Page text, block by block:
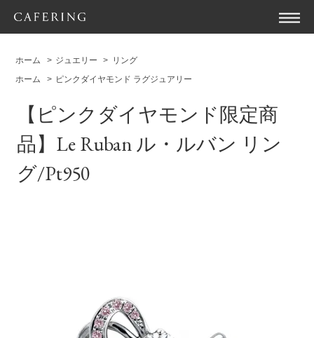
ホーム > ジュエリー > リング
ホーム
> ピンクダイヤモンド ラグジュアリー
【ピンクダイヤモンド限定商
品】Le Ruban ル・ルバン リン
グ/Pt950